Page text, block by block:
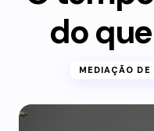
do
MEDIAÇÃO